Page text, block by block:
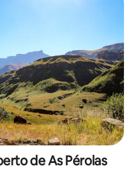
de As Pérolas